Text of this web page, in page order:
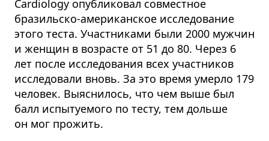
Cardiology опубликовал совместное
бразильско-американское исследование
этого теста. Участниками были 2000 мужчин
и женщин в возрасте от 51 до 80. Через 6
лет после исследования всех участников
исследовали вновь. За это время умерло 179
человек. Выяснилось, что чем выше был
балл испытуемого по тесту, тем дольше
он мог прожить.